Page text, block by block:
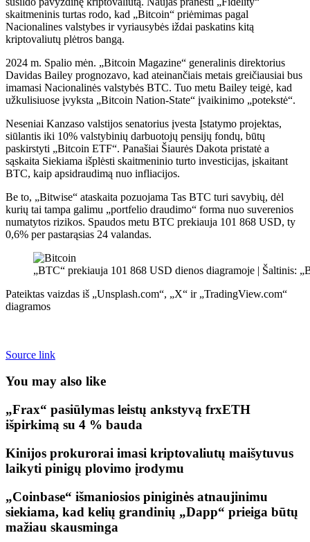
skaitmeninis turtas rodo, kad „Bitcoin“ priėmimas pagal
Nacionalines valstybes ir vyriausybės iždai paskatins kitą
kriptovaliutų plėtros bangą.
2024 m. Spalio mėn. „Bitcoin Magazine“ generalinis direktorius
Davidas Bailey prognozavo, kad ateinančiais metais greičiausiai bus
imamasi Nacionalinės valstybės BTC. Tuo metu Bailey teigė, kad
užkulisiuose įvyksta „Bitcoin Nation-State“ įvaikinimo „potekstė“.
Neseniai Kanzaso valstijos senatorius įvesta Įstatymo projektas,
siūlantis iki 10% valstybinių darbuotojų pensijų fondų, būtų
paskirstyti „Bitcoin ETF“. Panašiai Šiaurės Dakota pristatė a
sąskaita Siekiama išplėsti skaitmeninio turto investicijas, įskaitant
BTC, kaip apsidraudimą nuo infliacijos.
Be to, „Bitwise“ ataskaita pozuojama Tas BTC turi savybių, dėl
kurių tai tampa galimu „portfelio draudimo“ forma nuo suverenios
numatytos rizikos. Spaudos metu BTC prekiauja 101 868 USD, ty
0,6% per pastarąsias 24 valandas.
„BTC“ prekiauja 101 868 USD dienos diagramoje | Šaltinis:
Pateiktas vaizdas iš „Unsplash.com“, „X“ ir „TradingView.com“
diagramos
Source link
You may also like
„Frax“ pasiūlymas leistų ankstyvą frxETH
išpirkimą su 4 % bauda
Kinijos prokurorai imasi kriptovaliutų maišytuvus
laikyti pinigų plovimo įrodymu
„Coinbase“ išmaniosios piniginės atnaujinimu
siekiama, kad kelių grandinių „Dapp“ prieiga būtų
mažiau skausminga